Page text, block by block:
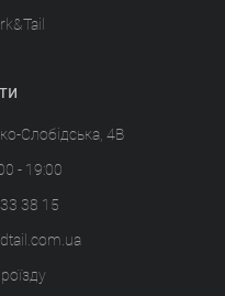
Слобідська, 4В
- 19:00
38 15